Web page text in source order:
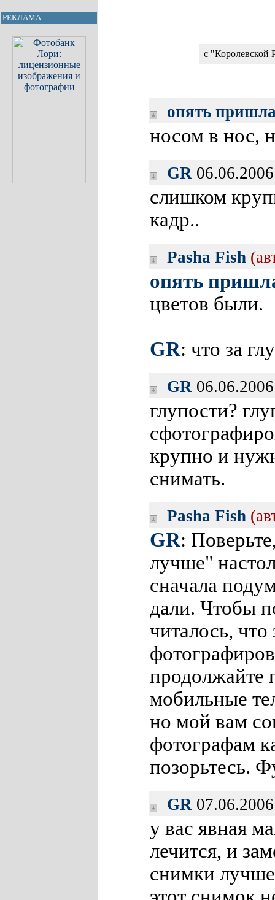
РЕКЛАМА
с "Королевской
опять
носом в нос,
GR
слишком
кадр..
Pasha Fish
опять
цветов были.
GR: что за
GR
глупости?
крупно и
снимать.
Pasha Fish
GR:
лучше"
сначала
дали. Чтобы
читалось, что
продолжайте
мобильные
но мой вам
фотографам
позорьтесь.
GR
у вас явная
лечится, и
снимки